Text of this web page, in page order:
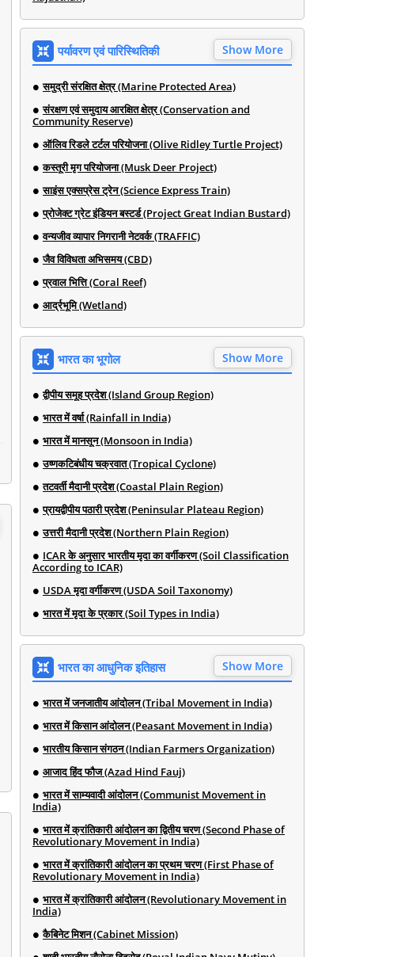
पर्यावरण एवं पारिस्थितिकी Show More
समुद्री संरक्षित क्षेत्र (Marine Protected Area)
संरक्षण एवं समुदाय आरक्षित क्षेत्र (Conservation and
Community Reserve)
ऑलिव रिडले टर्टल परियोजना (Olive Ridley Turtle Project)
कस्तूरी मृग परियोजना (Musk Deer Project)
साइंस एक्सप्रेस ट्रेन (Science Express Train)
प्रोजेक्ट ग्रेट इंडियन बस्टर्ड (Project Great Indian Bustard)
वन्यजीव व्यापार निगरानी नेटवर्क (TRAFFIC)
जैव विविधता अभिसमय (CBD)
प्रवाल भित्ति (Coral Reef)
आर्द्रभूमि (Wetland)
भारत का भूगोल Show More
द्वीपीय समूह प्रदेश (Island Group Region)
भारत में वर्षा (Rainfall in India)
भारत में मानसून (Monsoon in India)
उष्णकटिबंधीय चक्रवात (Tropical Cyclone)
तटवर्ती मैदानी प्रदेश (Coastal Plain Region)
प्रायद्वीपीय पठारी प्रदेश (Peninsular Plateau Region)
उत्तरी मैदानी प्रदेश (Northern Plain Region)
ICAR के अनुसार भारतीय मृदा का वर्गीकरण (Soil Classification
According to ICAR)
USDA मृदा वर्गीकरण (USDA Soil Taxonomy)
भारत में मृदा के प्रकार (Soil Types in India)
भारत का आधुनिक इतिहास Show More
भारत में जनजातीय आंदोलन (Tribal Movement in India)
भारत में किसान आंदोलन (Peasant Movement in India)
भारतीय किसान संगठन (Indian Farmers Organization)
आजाद हिंद फौज (Azad Hind Fauj)
भारत में साम्यवादी आंदोलन (Communist Movement in
India)
भारत में क्रांतिकारी आंदोलन का द्वितीय चरण (Second Phase of
Revolutionary Movement in India)
भारत में क्रांतिकारी आंदोलन का प्रथम चरण (First Phase of
Revolutionary Movement in India)
भारत में क्रांतिकारी आंदोलन (Revolutionary Movement in
India)
कैबिनेट मिशन (Cabinet Mission)